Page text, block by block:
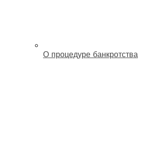
О процедуре банкротства